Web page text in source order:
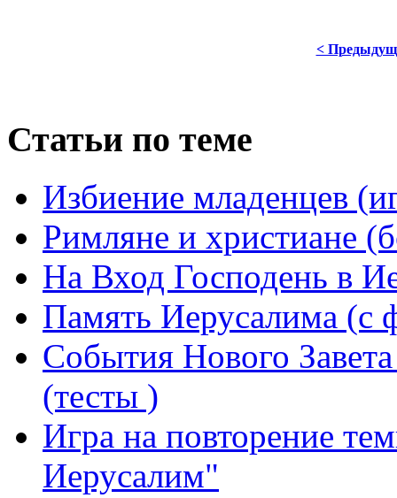
<
Статьи по теме
Избиение младенцев
Римляне и христиане
На Вход Господень в
Память Иерусалима (с
События Нового
(тесты )
Игра на повторение
Иерусалим"